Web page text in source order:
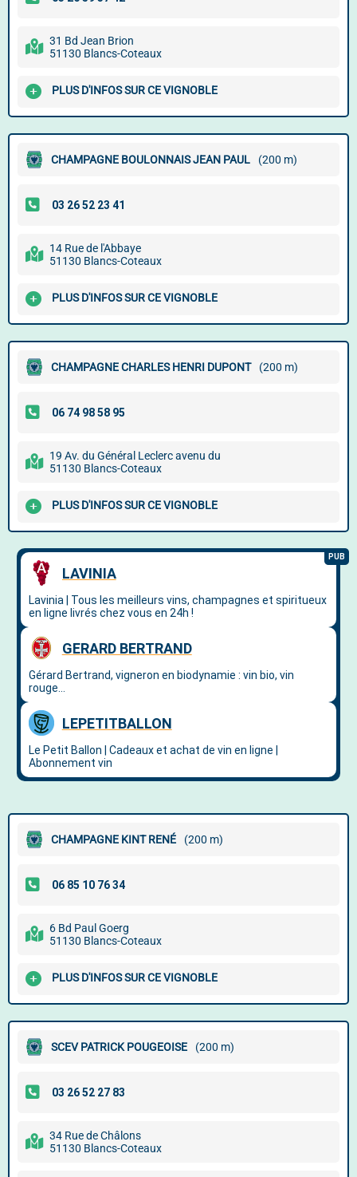
31 Bd Jean Brion
51130 Blancs-Coteaux
PLUS D'INFOS SUR CE VIGNOBLE
CHAMPAGNE BOULONNAIS JEAN PAUL (200 m)
14 Rue de l'Abbaye
51130 Blancs-Coteaux
PLUS D'INFOS SUR CE VIGNOBLE
CHAMPAGNE CHARLES HENRI DUPONT (200 m)
19 Av. du Général Leclerc avenu du
51130 Blancs-Coteaux
PLUS D'INFOS SUR CE VIGNOBLE
CHAMPAGNE KINT RENÉ (200 m)
6 Bd Paul Goerg
51130 Blancs-Coteaux
PLUS D'INFOS SUR CE VIGNOBLE
SCEV PATRICK POUGEOISE (200 m)
34 Rue de Châlons
51130 Blancs-Coteaux